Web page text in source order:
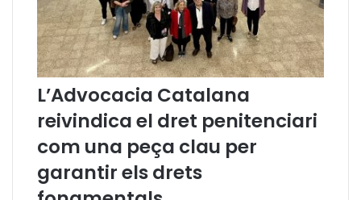
e
s
X
I
V
è
r
e
i
A
í
J
u
a
n
d
i
R
y
L’Advocacia Catalana
reivindica el dret penitenciari
com una peça clau per
garantir els drets